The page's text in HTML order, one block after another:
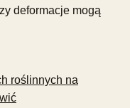
deformacje mogą
roślinnych na